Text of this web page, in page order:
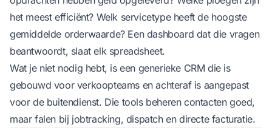
het meest efficiënt? Welk servicetype heeft de hoogste
gemiddelde orderwaarde? Een dashboard dat die vragen
beantwoordt, slaat elk spreadsheet.
Wat je niet nodig hebt, is een generieke CRM die is
gebouwd voor verkoopteams en achteraf is aangepast
voor de buitendienst. Die tools beheren contacten goed,
maar falen bij jobtracking, dispatch en directe facturatie.